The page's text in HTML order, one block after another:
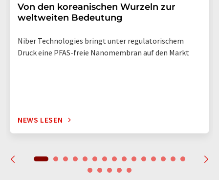
Von den koreanischen Wurzeln zur
weltweiten Bedeutung
Niber Technologies bringt unter regulatorischem
Druck eine PFAS-freie Nanomembran auf den Markt
NEWS LESEN